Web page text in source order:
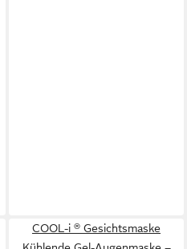
COOL-i ® Gesichtsmaske